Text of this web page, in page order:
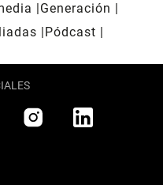
Generación
Pódcast